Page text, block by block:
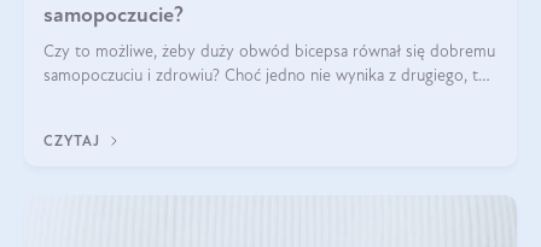
samopoczucie?
Czy to możliwe, żeby duży obwód bicepsa równał się dobremu
samopoczuciu i zdrowiu? Choć jedno nie wynika z drugiego, to
wyjaśnimy.
CZYTAJ